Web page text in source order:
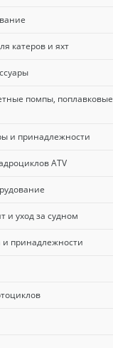
катеров и яхт
помпы, поплавковые
и принадлежности
ATV
и уход за судном
принадлежности